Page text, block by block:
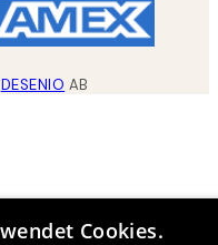
DESENIO AB
Cookies.